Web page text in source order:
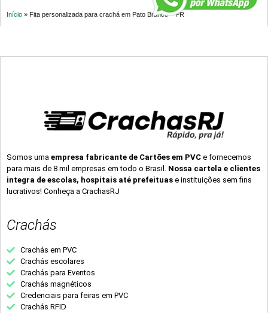
Início » Fita personalizada para crachá em Pato Branco – PR
Somos uma empresa fabricante de Cartões em PVC e fornecemos
para mais de 8 mil empresas em todo o Brasil. Nossa cartela e clientes
integra de escolas, hospitais até prefeituas e instituições sem fins
lucrativos! Conheça a CrachasRJ
Crachás
Crachás em PVC
Crachás escolares
Crachás para Eventos
Crachás magnéticos
Credenciais para feiras em PVC
Crachás RFID